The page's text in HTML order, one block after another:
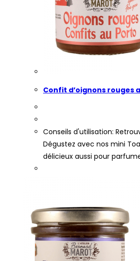
Confit d’oignons rouges
Conseils d'utilisation:
Dégustez avec nos mini
délicieux aussi pour